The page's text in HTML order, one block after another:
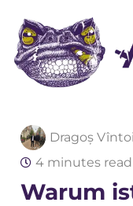
Dragoș
4 minutes read
Warum